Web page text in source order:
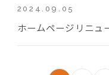
2024.09.05
ホームページリニュ